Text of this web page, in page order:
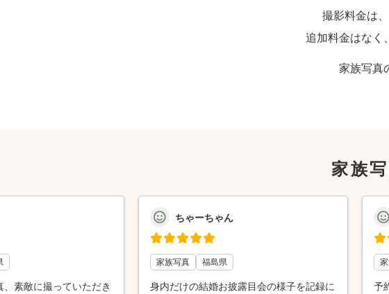
撮影料金は
追加料金はなく
家族写真
家族
素敵に撮っていただき
ちゃーちゃん
家族写真 福島県
身内だけの結婚お披露目会の様子を記録に
予